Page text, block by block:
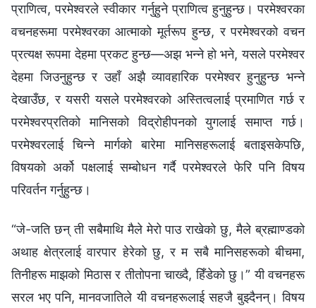
प्राणित्व, परमेश्‍वरले स्वीकार गर्नुहुने प्राणित्व हुनुहुन्छ। परमेश्‍वरका
वचनहरूमा परमेश्‍वरका आत्माको मूर्तरूप हुन्छ, र परमेश्‍वरको वचन
प्रत्यक्ष रूपमा देहमा प्रकट हुन्छ—अझ भन्‍ने हो भने, यसले परमेश्‍वर
देहमा जिउनुहुन्छ र उहाँ अझै व्यावहारिक परमेश्‍वर हुनुहुन्छ भन्‍ने
देखाउँछ, र यसरी यसले परमेश्‍वरको अस्तित्वलाई प्रमाणित गर्छ र
परमेश्‍वरप्रतिको मानिसको विद्रोहीपनको युगलाई समाप्त गर्छ।
परमेश्‍वरलाई चिन्‍ने मार्गको बारेमा मानिसहरूलाई बताइसकेपछि,
विषयको अर्को पक्षलाई सम्‍बोधन गर्दै परमेश्‍वरले फेरि पनि विषय
परिवर्तन गर्नुहुन्छ।
“जे-जति छन्‌ ती सबैमाथि मैले मेरो पाउ राखेको छु, मैले ब्रह्माण्डको
अथाह क्षेत्रलाई वारपार हेरेको छु, र म सबै मानिसहरूको बीचमा,
तिनीहरू माझको मिठास र तीतोपना चाख्दै, हिँडेको छु।” यी वचनहरू
सरल भए पनि, मानवजातिले यी वचनहरूलाई सहजै बुझ्दैनन्। विषय